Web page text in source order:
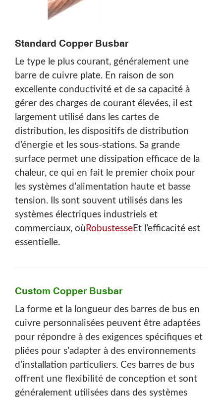
Standard Copper Busbar
Le type le plus courant, généralement une
barre de cuivre plate. En raison de son
excellente conductivité et de sa capacité à
gérer des charges de courant élevées, il est
largement utilisé dans les cartes de
distribution, les dispositifs de distribution
d’énergie et les sous-stations. Sa grande
surface permet une dissipation efficace de la
chaleur, ce qui en fait le premier choix pour
les systèmes d’alimentation haute et basse
tension. Ils sont souvent utilisés dans les
systèmes électriques industriels et
commerciaux, où RobustesseEt l’efficacité est
essentielle.
Custom Copper Busbar
La forme et la longueur des barres de bus en
cuivre personnalisées peuvent être adaptées
pour répondre à des exigences spécifiques et
pliées pour s’adapter à des environnements
d’installation particuliers. Ces barres de bus
offrent une flexibilité de conception et sont
généralement utilisées dans des systèmes